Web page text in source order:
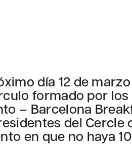
día 12 de
formado por
– Barcelona
del Cercle
en que no haya